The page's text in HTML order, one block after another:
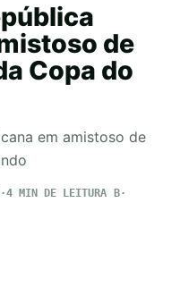
de
Copa do
em amistoso de
4 MIN DE LEITURA